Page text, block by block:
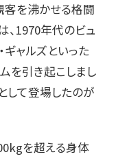
を沸かせる格闘
、1970年代のビュ
ギャルズといった
を引き起こしまし
して登場したのが
を超える身体